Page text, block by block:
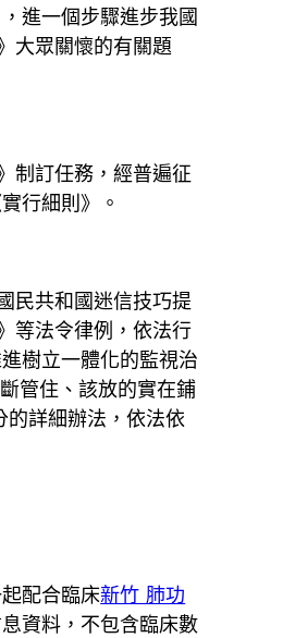
進一個步驟進步我國
大眾關懷的有關題
制訂任務，經普遍征
行細則》。
民共和國迷信技巧提
等法令律例，依法行
樹立一體化的監視治
管住、該放的實在鋪
的詳細辦法，依法依
配合臨床新竹 肺功
資料，不包含臨床數